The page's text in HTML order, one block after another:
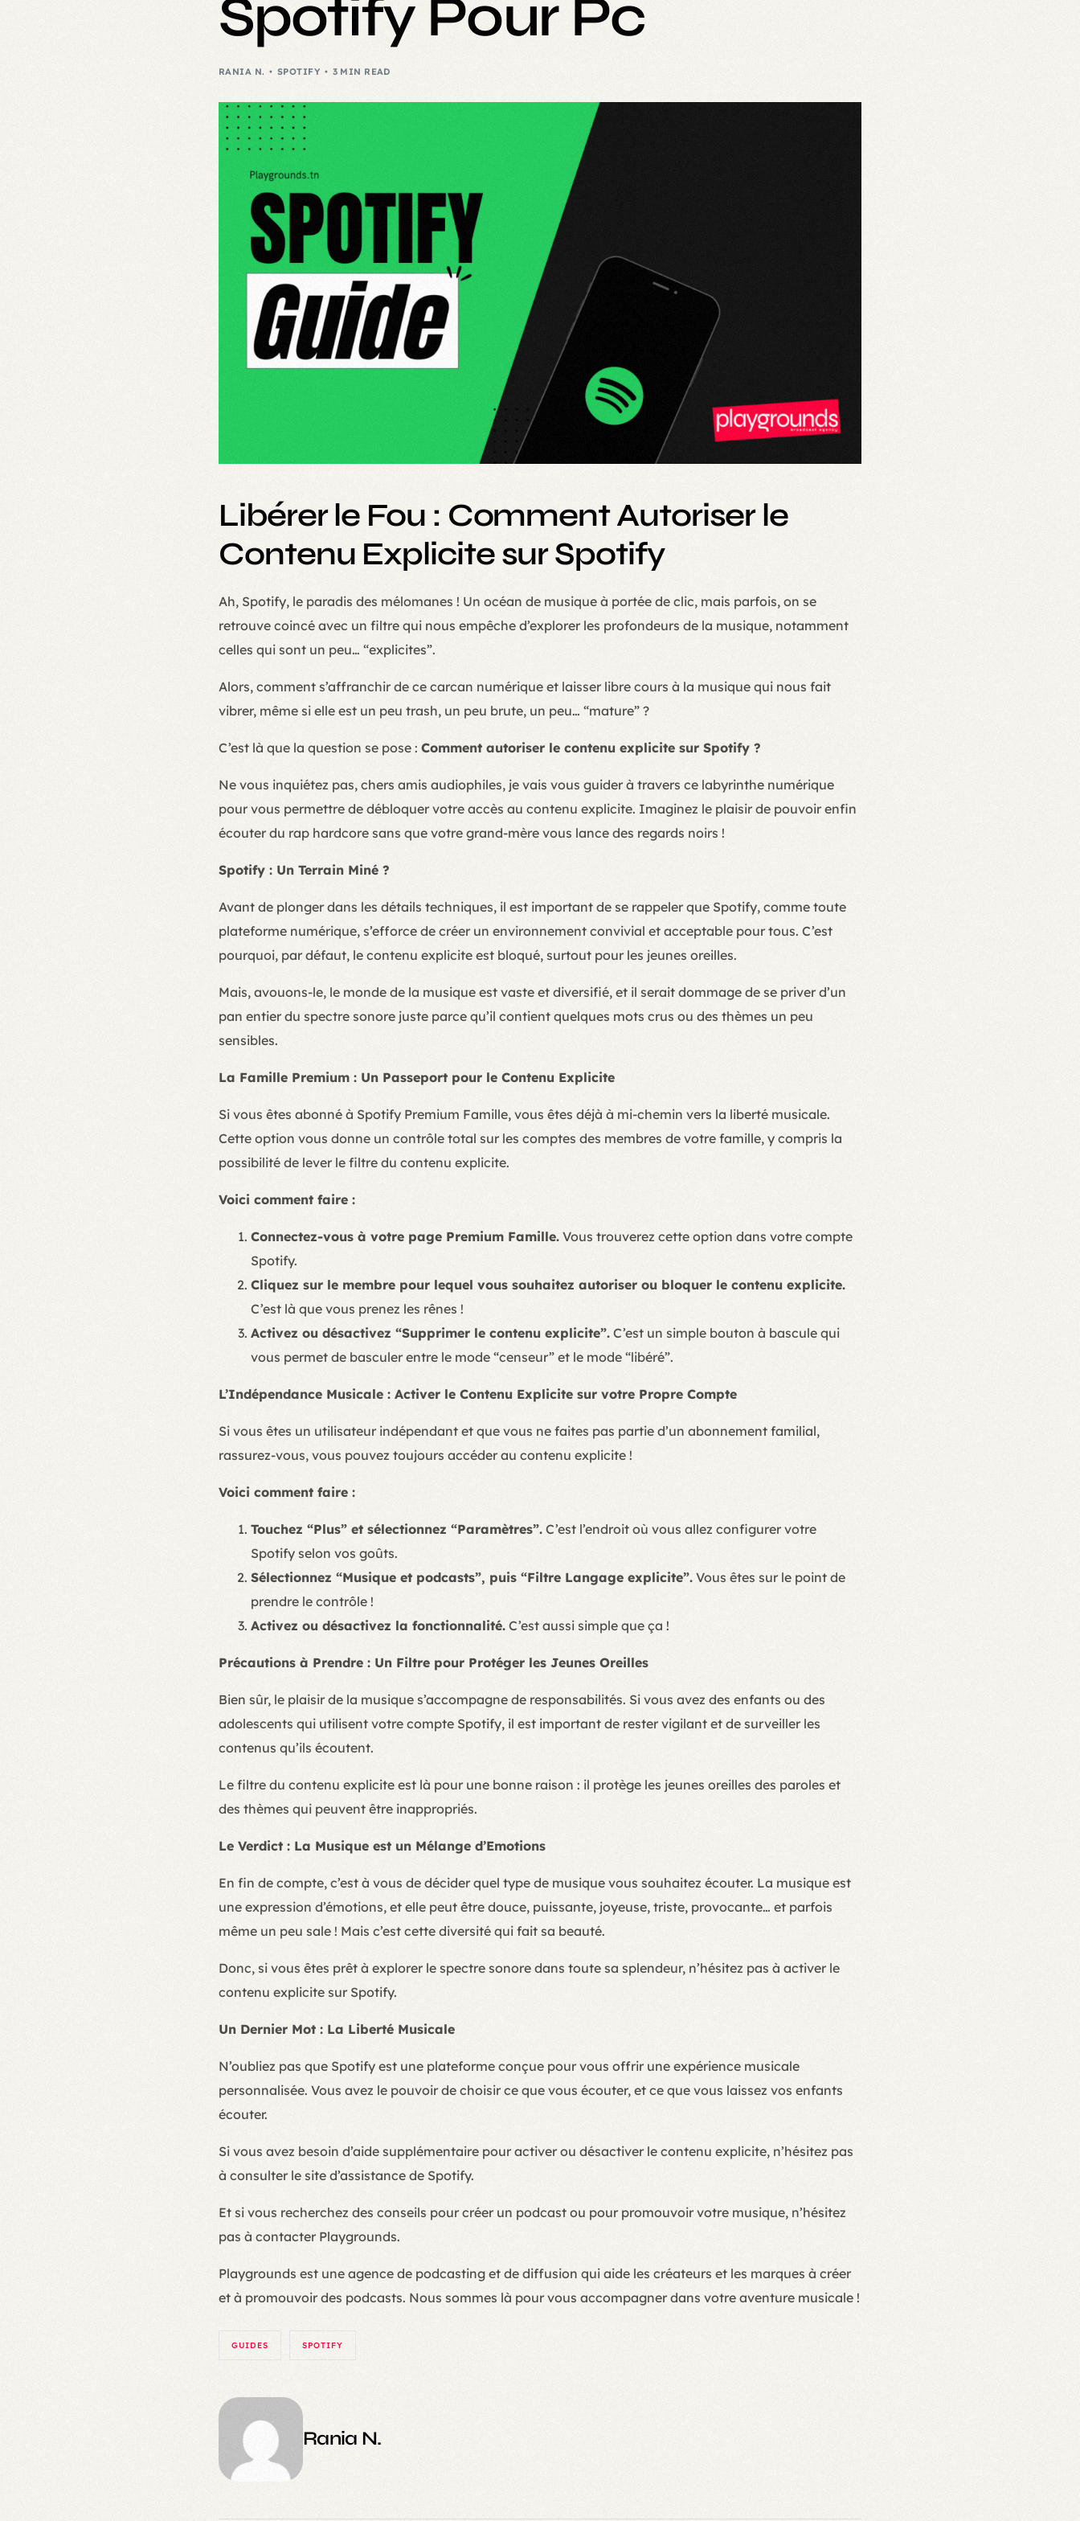
Spotify Pour Pc
RANIA N. SPOTIFY 3 MIN READ
Libérer le Fou : Comment Autoriser le
Contenu Explicite sur Spotify
Ah, Spotify, le paradis des mélomanes ! Un océan de musique à portée de clic, mais parfois, on se
retrouve coincé avec un filtre qui nous empêche d’explorer les profondeurs de la musique, notamment
celles qui sont un peu… “explicites”.
Alors, comment s’affranchir de ce carcan numérique et laisser libre cours à la musique qui nous fait
vibrer, même si elle est un peu trash, un peu brute, un peu… “mature” ?
C’est là que la question se pose : Comment autoriser le contenu explicite sur Spotify ?
Ne vous inquiétez pas, chers amis audiophiles, je vais vous guider à travers ce labyrinthe numérique
pour vous permettre de débloquer votre accès au contenu explicite. Imaginez le plaisir de pouvoir enfin
écouter du rap hardcore sans que votre grand-mère vous lance des regards noirs !
Spotify : Un Terrain Miné ?
Avant de plonger dans les détails techniques, il est important de se rappeler que Spotify, comme toute
plateforme numérique, s’efforce de créer un environnement convivial et acceptable pour tous. C’est
pourquoi, par défaut, le contenu explicite est bloqué, surtout pour les jeunes oreilles.
Mais, avouons-le, le monde de la musique est vaste et diversifié, et il serait dommage de se priver d’un
pan entier du spectre sonore juste parce qu’il contient quelques mots crus ou des thèmes un peu
sensibles.
La Famille Premium : Un Passeport pour le Contenu Explicite
Si vous êtes abonné à Spotify Premium Famille, vous êtes déjà à mi-chemin vers la liberté musicale.
Cette option vous donne un contrôle total sur les comptes des membres de votre famille, y compris la
possibilité de lever le filtre du contenu explicite.
Voici comment faire :
Connectez-vous à votre page Premium Famille.Vous trouverez cette option dans votre compte
Spotify.
Cliquez sur le membre pour lequel vous souhaitez autoriser ou bloquer le contenu explicite.
C’est là que vous prenez les rênes !
Activez ou désactivez “Supprimer le contenu explicite”.C’est un simple bouton à bascule qui
vous permet de basculer entre le mode “censeur” et le mode “libéré”.
L’Indépendance Musicale : Activer le Contenu Explicite sur votre Propre Compte
Si vous êtes un utilisateur indépendant et que vous ne faites pas partie d’un abonnement familial,
rassurez-vous, vous pouvez toujours accéder au contenu explicite !
Voici comment faire :
Touchez “Plus” et sélectionnez “Paramètres”.C’est l’endroit où vous allez configurer votre
Spotify selon vos goûts.
Sélectionnez “Musique et podcasts”, puis “Filtre Langage explicite”.Vous êtes sur le point de
prendre le contrôle !
Activez ou désactivez la fonctionnalité.C’est aussi simple que ça !
Précautions à Prendre : Un Filtre pour Protéger les Jeunes Oreilles
Bien sûr, le plaisir de la musique s’accompagne de responsabilités. Si vous avez des enfants ou des
adolescents qui utilisent votre compte Spotify, il est important de rester vigilant et de surveiller les
contenus qu’ils écoutent.
Le filtre du contenu explicite est là pour une bonne raison : il protège les jeunes oreilles des paroles et
des thèmes qui peuvent être inappropriés.
Le Verdict : La Musique est un Mélange d’Emotions
En fin de compte, c’est à vous de décider quel type de musique vous souhaitez écouter. La musique est
une expression d’émotions, et elle peut être douce, puissante, joyeuse, triste, provocante… et parfois
même un peu sale ! Mais c’est cette diversité qui fait sa beauté.
Donc, si vous êtes prêt à explorer le spectre sonore dans toute sa splendeur, n’hésitez pas à activer le
contenu explicite sur Spotify.
Un Dernier Mot : La Liberté Musicale
N’oubliez pas que Spotify est une plateforme conçue pour vous offrir une expérience musicale
personnalisée. Vous avez le pouvoir de choisir ce que vous écouter, et ce que vous laissez vos enfants
écouter.
Si vous avez besoin d’aide supplémentaire pour activer ou désactiver le contenu explicite, n’hésitez pas
à consulter le site d’assistance de Spotify.
Et si vous recherchez des conseils pour créer un podcast ou pour promouvoir votre musique, n’hésitez
pas à contacter Playgrounds.
Playgrounds est une agence de podcasting et de diffusion qui aide les créateurs et les marques à créer
et à promouvoir des podcasts. Nous sommes là pour vous accompagner dans votre aventure musicale !
GUIDES SPOTIFY
Rania N.